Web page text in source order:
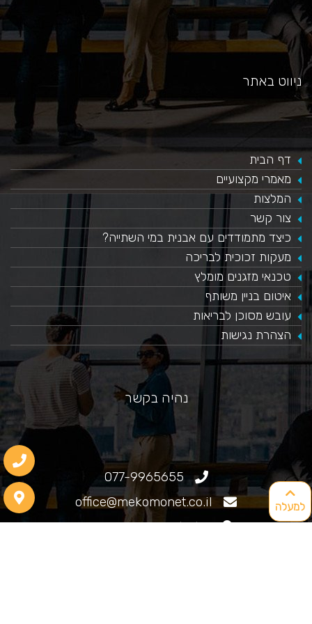
למעלה
ניווט באתר
דף הבית
מאמרי מקצועיים
המלצות
צור קשר
כיצד מתמודדים עם אבנית במי השתייה?
​מעקות זכוכית לבריכה
טכנאי מזגנים מומלץ
איטום בניין משותף
עובש מסוכן לבריאות
הצהרת נגישות
נהיה בקשר
077-9965655
office@mekomonet.co.il
גוליאלמו מרקוני 25, חיפה